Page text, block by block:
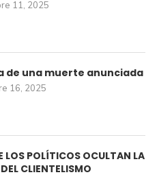
11, 2025
de una muerte anunciada
16, 2025
LOS POLÍTICOS OCULTAN LA
CLIENTELISMO